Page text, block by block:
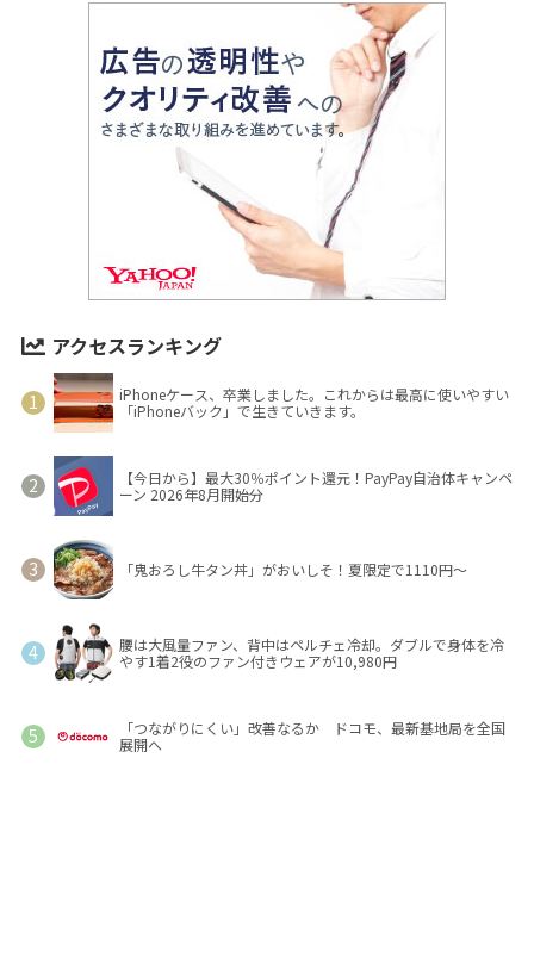
アクセスランキング
iPhoneケース、卒業しました。これからは最高に使いやすい
「iPhoneバック」で生きていきます。
【今日から】最大30％ポイント還元！PayPay自治体キャンペ
ーン 2026年8月開始分
「鬼おろし牛タン丼」がおいしそ！夏限定で1110円～
腰は大風量ファン、背中はペルチェ冷却。ダブルで身体を冷
やす1着2役のファン付きウェアが10,980円
「つながりにくい」改善なるか ドコモ、最新基地局を全国
展開へ